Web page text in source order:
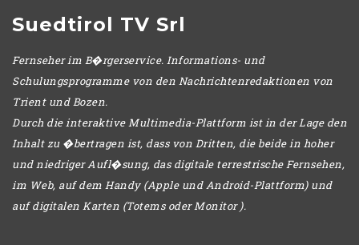
Suedtirol TV Srl
Fernseher im B�rgerservice. Informations- und
Schulungsprogramme von den Nachrichtenredaktionen von
Trient und Bozen.
Durch die interaktive Multimedia-Plattform ist in der Lage den
Inhalt zu �bertragen ist, dass von Dritten, die beide in hoher
und niedriger Aufl�sung, das digitale terrestrische Fernsehen,
im Web, auf dem Handy (Apple und Android-Plattform) und
auf digitalen Karten (Totems oder Monitor ).